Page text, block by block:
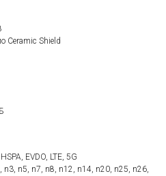
Ceramic Shield
EVDO, LTE, 5G
n3, n5, n7, n8, n12, n14, n20, n25, n26,